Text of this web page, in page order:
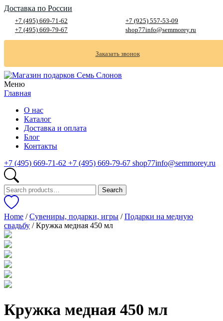
Доставка по России
+7 (495) 669-71-62
+7 (495) 669-79-67
+7 (925) 557-53-09
shop77info@semmorey.ru
Заказать звонок
Меню
Главная
О нас
Каталог
Доставка и оплата
Блог
Контакты
+7 (495) 669-71-62 +7 (495) 669-79-67 shop77info@semmorey.ru
Search
for:
Search
Home /Сувениры, подарки, игры /Подарки на медную
свадьбу / Кружка медная 450 мл
Кружка медная 450 мл